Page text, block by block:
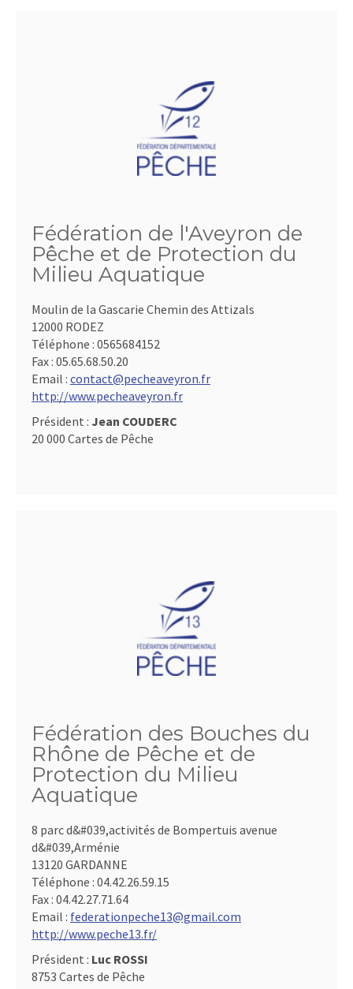
Fédération de l'Aveyron de
Pêche et de Protection du
Milieu Aquatique
Moulin de la Gascarie Chemin des Attizals
12000 RODEZ
Téléphone : 0565684152
Fax : 05.65.68.50.20
Email : contact@pecheaveyron.fr
http://www.pecheaveyron.fr
Président : Jean COUDERC
20 000 Cartes de Pêche
Fédération des Bouches du
Rhône de Pêche et de
Protection du Milieu
Aquatique
8 parc d&#039,activités de Bompertuis avenue
d&#039,Arménie
13120 GARDANNE
Téléphone : 04.42.26.59.15
Fax : 04.42.27.71.64
Email : federationpeche13@gmail.com
http://www.peche13.fr/
Président : Luc ROSSI
8753 Cartes de Pêche